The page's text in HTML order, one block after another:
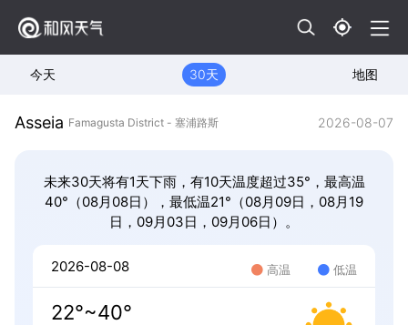
今天 30天 地图
Asseia Famagusta District - 塞浦路斯 2026-08-07
未来30天将有1天下雨，有10天温度超过35°，最高温
40°（08月08日），最低温21°（08月09日，08月19
日，09月03日，09月06日）。
2026-08-08 高温 低温
22°~40°